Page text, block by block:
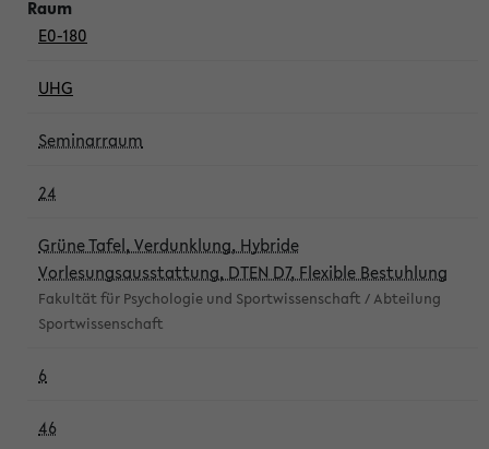
E0-180
UHG
Seminarraum
24
Grüne Tafel, Verdunklung, Hybride
Vorlesungsausstattung, DTEN D7, Flexible Bestuhlung
Fakultät für Psychologie und Sportwissenschaft / Abteilung
Sportwissenschaft
6
46